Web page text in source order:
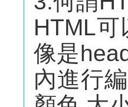
HTML
像是
內進行